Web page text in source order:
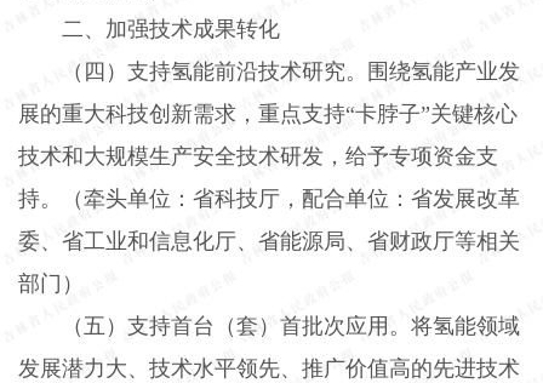
二、加强技术成果转化
（四）支持氢能前沿技术研究。 围绕氢能产业发
展的重大科技创新需求，重点支持“卡脖子”关键核心
技术和大规模生产安全技术研发，给予专项资金支
持。（牵头单位：省科技厅，配合单位：省发展改革
委、省工业和信息化厅、省能源局、省财政厅等相关
部门）
（五）支持首台（套）首批次应用。 将氢能领域
发展潜力大、技术水平领先、推广价值高的先进技术